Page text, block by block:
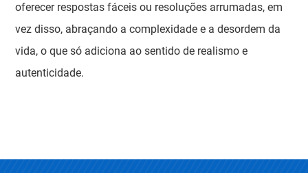
oferecer respostas fáceis ou resoluções arrumadas, em
vez disso, abraçando a complexidade e a desordem da
vida, o que só adiciona ao sentido de realismo e
autenticidade.